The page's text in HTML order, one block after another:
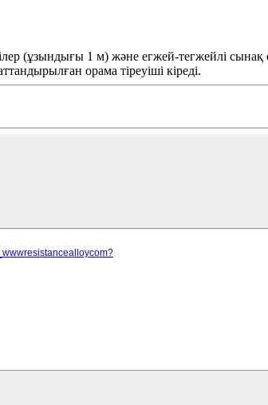
(ұзындығы 1 м) және егжей-тегжейлі
орама тіреуіші кіреді.